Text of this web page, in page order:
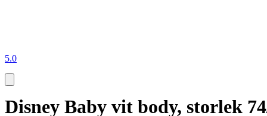
5.0
Disney Baby vit body, storlek